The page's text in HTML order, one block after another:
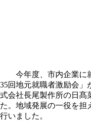
今年度、市内企業に就
35回地元就職者激励会」
式会社長尾製作所の日髙
た。地域発展の一役を担
行いました。